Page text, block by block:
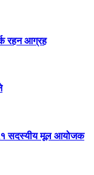
रहन आग्रह
सदस्यीय मूल आयोजक